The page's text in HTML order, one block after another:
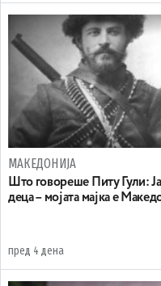
МАКЕДОНИЈА
Што говореше Питу Гули:
деца – мојата мајка е
пред 4 дена